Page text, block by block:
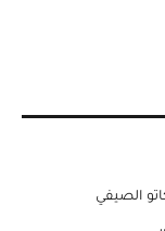
الصيفي